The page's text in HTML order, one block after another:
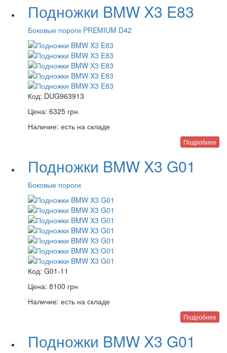
Подножки BMW X3 E83
Боковые пороги PREMIUM D42
Код: DUG963913
Цена: 6325 грн
Наличие: есть на складе
Подробнее
Подножки BMW X3 G01
Боковые пороги
Код: G01-11
Цена: 8100 грн
Наличие: есть на складе
Подробнее
Подножки BMW X3 G01